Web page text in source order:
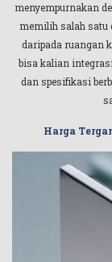
menyempurnakan
memilih salah satu
daripada ruangan
bisa kalian
dan spesifikasi
Harga